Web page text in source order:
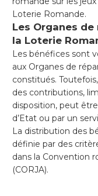
Loterie Romande.
Les Organes
la Loterie
Les bénéfices sont
aux Organes de
constitués.
des contributions,
disposition, peut
d’Etat ou par un
La distribution des
définie par des
dans la Convention
(CORJA).